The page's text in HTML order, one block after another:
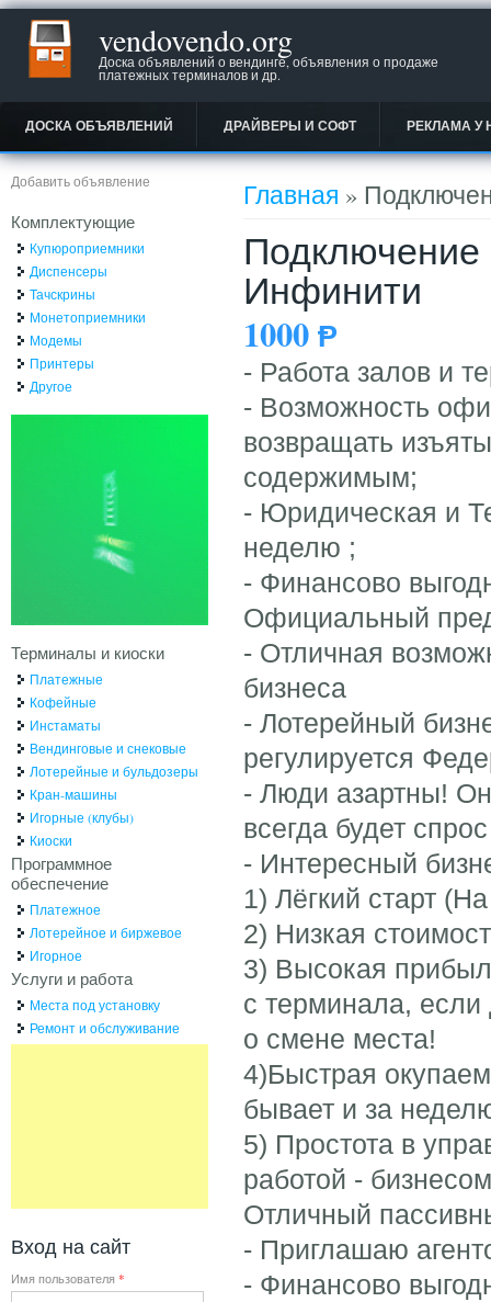
vendovendo.org
Доска объявлений о вендинге, объявления о продаже
платежных терминалов и др.
ДОСКА ОБЪЯВЛЕНИЙ ДРАЙВЕРЫ И СОФТ РЕКЛАМА У
Вы здесь
Главная »
Подключение
Инфинити
1000 Ᵽ
- Работа залов и
- Возможность
возвращать
содержимым;
- Юридическая и
неделю ;
- Финансово
Официальный
- Отличная
бизнеса
- Лотерейный
регулируется
- Люди азартны!
всегда будет
- Интересный
1) Лёгкий старт
2) Низкая
3) Высокая
с терминала, если
о смене места!
4)Быстрая
бывает и за
5) Простота в
работой -
Отличный
- Приглашаю
- Финансово
Добавить объявление
Комплектующие
Купюроприемники
Диспенсеры
Тачскрины
Монетоприемники
Модемы
Принтеры
Другое
Терминалы и киоски
Платежные
Кофейные
Инстаматы
Вендинговые и снековые
Лотерейные и бульдозеры
Кран-машины
Игорные (клубы)
Киоски
Программное
обеспечение
Платежное
Лотерейное и биржевое
Игорное
Услуги и работа
Места под установку
Ремонт и обслуживание
Вход на сайт
Имя пользователя *